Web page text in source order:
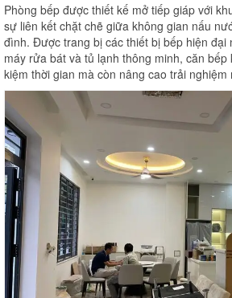
Phòng bếp được thiết kế mở tiếp giáp với
sự liên kết chặt chẽ giữa không gian nấu
đình. Được trang bị các thiết bị bếp hiện đại
máy rửa bát và tủ lạnh thông minh, căn
kiệm thời gian mà còn nâng cao trải nghiệm